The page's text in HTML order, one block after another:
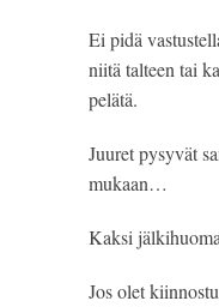
Ei pidä
niitä talteen tai
pelätä.
Juuret pysyvät
mukaan…
Kaksi
Jos olet